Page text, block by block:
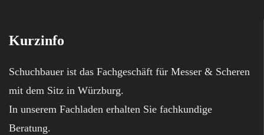
Kurzinfo
Schuchbauer ist das Fachgeschäft für Messer & Scheren
mit dem Sitz in Würzburg.
In unserem Fachladen erhalten Sie fachkundige
Beratung.